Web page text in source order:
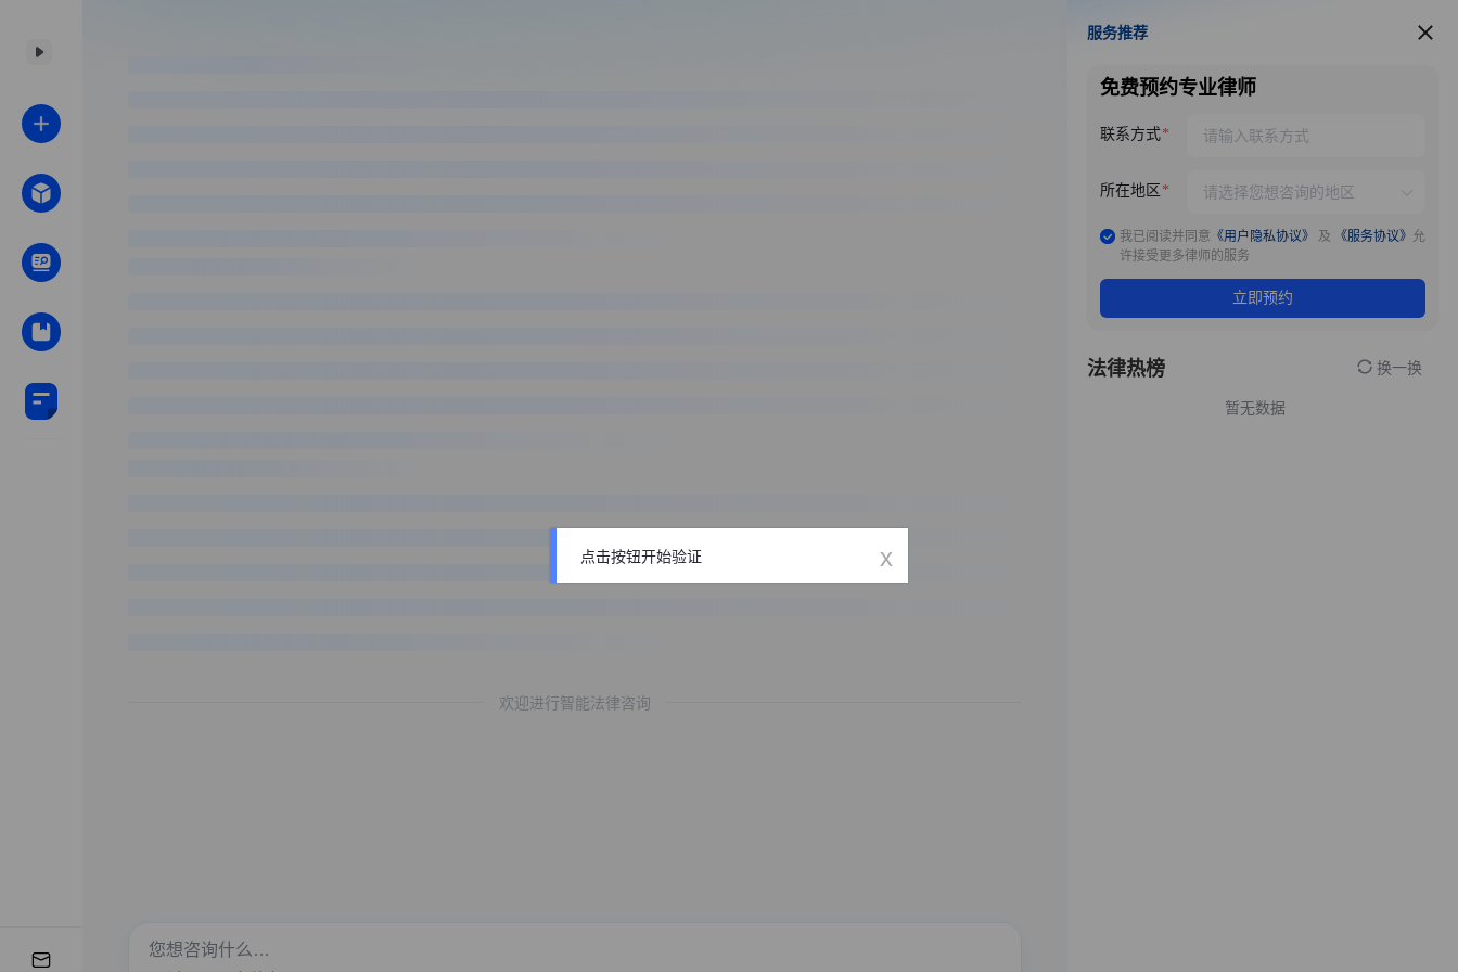
欢迎进行智能法律咨询
服务推荐
服务推荐
免费预约专业律师
联系方式
所在地区
我已阅读并同意 《用户隐私协议》 及 《服务协议》 允
许接受更多律师的服务
立即预约
法律热榜 换一换
暂无数据
点击按钮开始验证 x